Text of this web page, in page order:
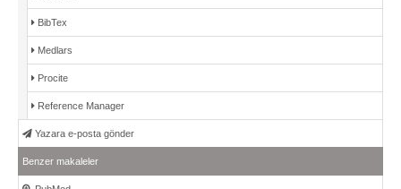
BibTex
Medlars
Procite
Reference Manager
Yazara e-posta gönder
Benzer makaleler